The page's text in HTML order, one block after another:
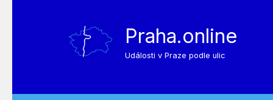
Praha.online
Události v Praze podle ulic